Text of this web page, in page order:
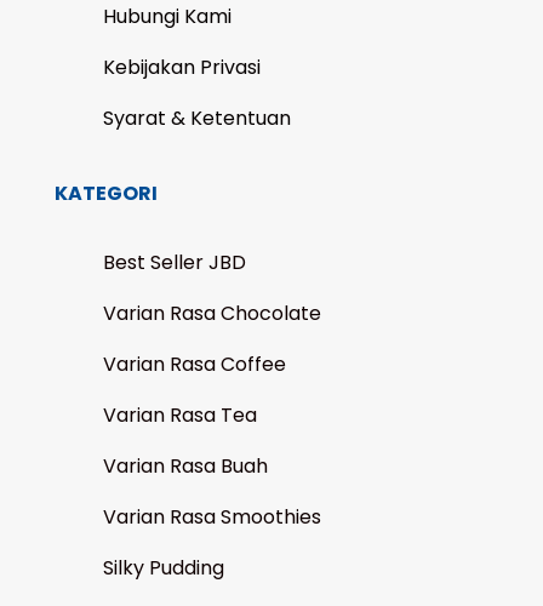
Hubungi Kami
Kebijakan Privasi
Syarat & Ketentuan
KATEGORI
Best Seller JBD
Varian Rasa Chocolate
Varian Rasa Coffee
Varian Rasa Tea
Varian Rasa Buah
Varian Rasa Smoothies
Silky Pudding